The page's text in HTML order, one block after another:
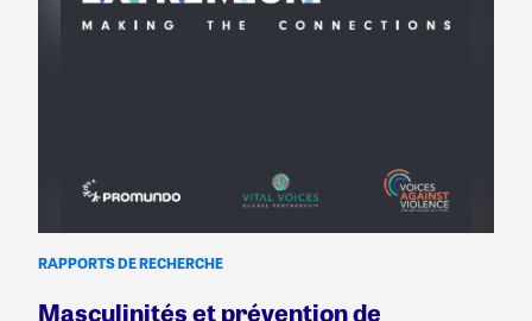
RAPPORTS DE RECHERCHE
Masculinités et prévention de